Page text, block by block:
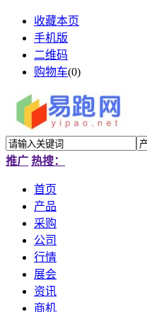
收藏本页
手机版
二维码
购物车(0)
推广 热搜：
首页
产品
采购
公司
行情
展会
资讯
商机